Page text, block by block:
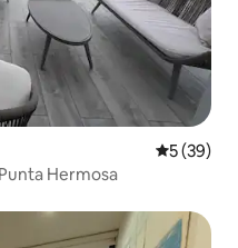
Průměrné
5 (39)
Hermosa